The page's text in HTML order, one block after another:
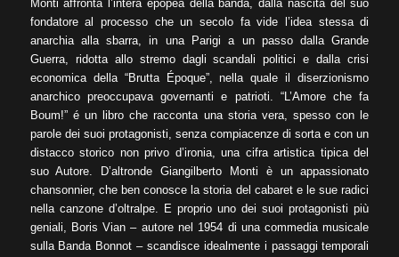
Monti affronta l’intera epopea della banda, dalla nascita del suo
fondatore al processo che un secolo fa vide l’idea stessa di
anarchia alla sbarra, in una Parigi a un passo dalla Grande
Guerra, ridotta allo stremo dagli scandali politici e dalla crisi
economica della “Brutta Époque”, nella quale il diserzionismo
anarchico preoccupava governanti e patrioti. “L’Amore che fa
Boum!” é un libro che racconta una storia vera, spesso con le
parole dei suoi protagonisti, senza compiacenze di sorta e con un
distacco storico non privo d’ironia, una cifra artistica tipica del
suo Autore. D’altronde Giangilberto Monti è un appassionato
chansonnier, che ben conosce la storia del cabaret e le sue radici
nella canzone d’oltralpe. E proprio uno dei suoi protagonisti più
geniali, Boris Vian – autore nel 1954 di una commedia musicale
sulla Banda Bonnot – scandisce idealmente i passaggi temporali